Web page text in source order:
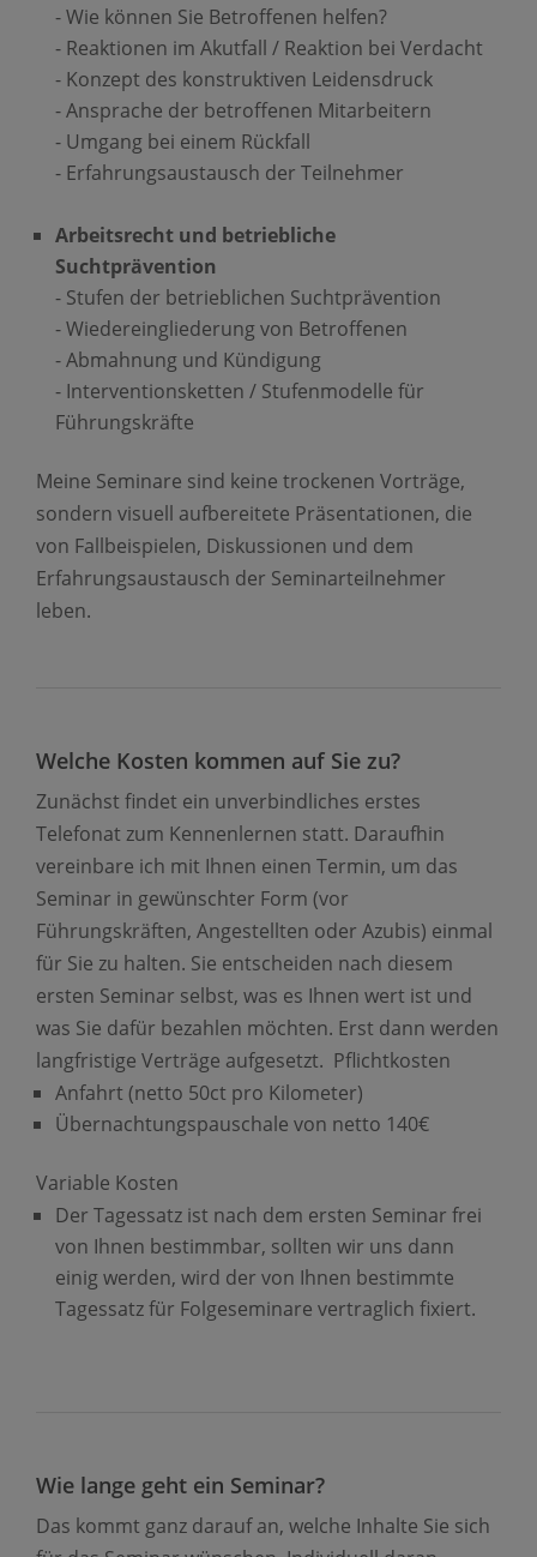
- Wie können Sie Betroffenen helfen?
- Reaktionen im Akutfall / Reaktion bei Verdacht
- Konzept des konstruktiven Leidensdruck
- Ansprache der betroffenen Mitarbeitern
- Umgang bei einem Rückfall
- Erfahrungsaustausch der Teilnehmer
Arbeitsrecht und betriebliche
Suchtprävention
- Stufen der betrieblichen Suchtprävention
- Wiedereingliederung von Betroffenen
- Abmahnung und Kündigung
- Interventionsketten / Stufenmodelle für
Führungskräfte
Meine Seminare sind keine trockenen Vorträge,
sondern visuell aufbereitete Präsentationen, die
von Fallbeispielen, Diskussionen und dem
Erfahrungsaustausch der Seminarteilnehmer
leben.
Welche Kosten kommen auf Sie zu?
Zunächst findet ein unverbindliches erstes
Telefonat zum Kennenlernen statt. Daraufhin
vereinbare ich mit Ihnen einen Termin, um das
Seminar in gewünschter Form (vor
Führungskräften, Angestellten oder Azubis) einmal
für Sie zu halten. Sie entscheiden nach diesem
ersten Seminar selbst, was es Ihnen wert ist und
was Sie dafür bezahlen möchten. Erst dann werden
langfristige Verträge aufgesetzt. Pflichtkosten
Anfahrt (netto 50ct pro Kilometer)
Übernachtungspauschale von netto 140€
Variable Kosten
Der Tagessatz ist nach dem ersten Seminar frei
von Ihnen bestimmbar, sollten wir uns dann
einig werden, wird der von Ihnen bestimmte
Tagessatz für Folgeseminare vertraglich fixiert.
Wie lange geht ein Seminar?
Das kommt ganz darauf an, welche Inhalte Sie sich